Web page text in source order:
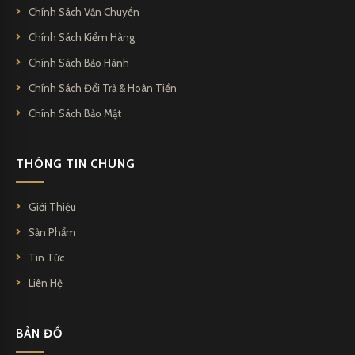
Kingpen không chỉ là một công ty bút bi mà còn là đối tác đáng
tin cậy và đáng ngưỡng mộ trong ngành công nghiệp viết.
Chính Sách Vận Chuyển
Chính Sách Kiểm Hàng
Chính Sách Bảo Hành
Chính Sách Đổi Trả & Hoàn Tiền
Chính Sách Bảo Mật
THÔNG TIN CHUNG
Giới Thiệu
Sản Phẩm
Tin Tức
Liên Hệ
BẢN ĐỒ